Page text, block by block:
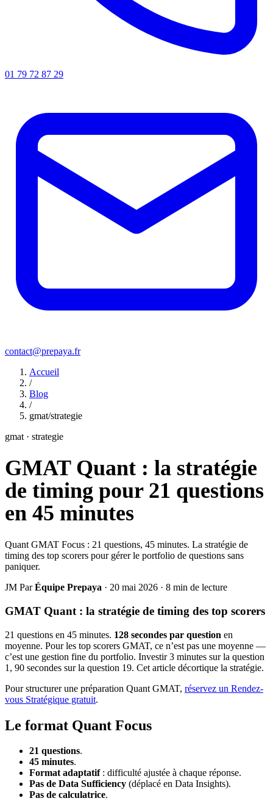
01 79 72 87 29
contact@prepaya.fr
Accueil
/
Blog
/
gmat/strategie
gmat · strategie
GMAT Quant : la stratégie
de timing pour 21 questions
en 45 minutes
Quant GMAT Focus : 21 questions, 45 minutes. La stratégie de
timing des top scorers pour gérer le portfolio de questions sans
paniquer.
JM ParÉquipe Prepaya · 20 mai 2026 · 8 min de lecture
GMAT Quant : la stratégie de timing des top scorers
21 questions en 45 minutes. 128 secondes par question en
moyenne. Pour les top scorers GMAT, ce n’est pas une moyenne —
c’est une gestion fine du portfolio. Investir 3 minutes sur la question
1, 90 secondes sur la question 19. Cet article décortique la stratégie.
Pour structurer une préparation Quant GMAT, réservez un Rendez-
vous Stratégique gratuit.
Le format Quant Focus
21 questions.
45 minutes.
Format adaptatif: difficulté ajustée à chaque réponse.
Pas de Data Sufficiency (déplacé en Data Insights).
Pas de calculatrice.